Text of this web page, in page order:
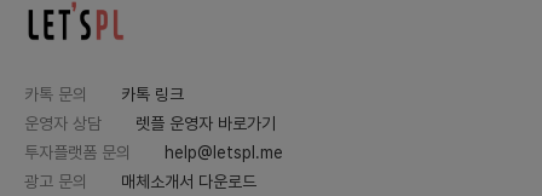
카톡 문의
카톡 링크
운영자 상담
렛플 운영자 바로가기
투자플랫폼 문의
help@letspl.me
광고 문의
매체소개서 다운로드